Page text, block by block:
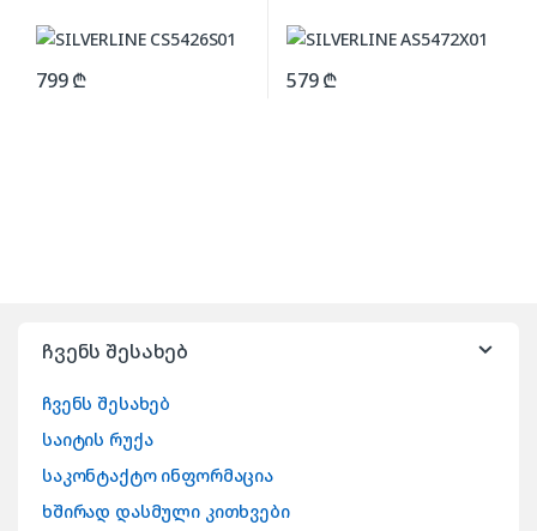
799₾ 579₾
ჩვენს შესახებ
ჩვენს შესახებ
საიტის რუქა
საკონტაქტო ინფორმაცია
ხშირად დასმული კითხვები